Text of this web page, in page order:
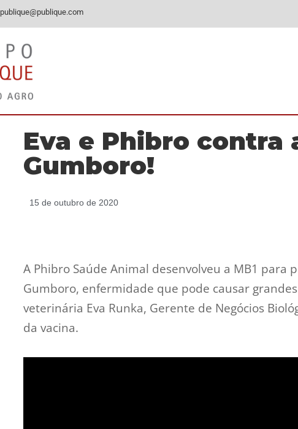
publique@publique.com
Eva e Phibro contra
Gumboro!
15 de outubro de 2020
A Phibro Saúde Animal desenvolveu a MB1 para
Gumboro, enfermidade que pode causar
veterinária Eva Runka, Gerente de Negócios
da vacina.